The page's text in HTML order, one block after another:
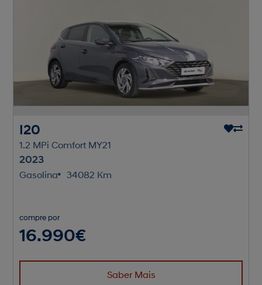
I20
1.2 MPi Comfort MY21
2023
Gasolina 34082 Km
compre por
16.990€
Saber Mais